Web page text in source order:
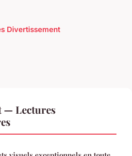
Divertissement
— Lectures